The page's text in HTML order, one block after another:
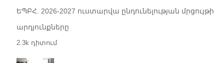
ԵՊԲՀ. 2026-2027 ուստարվա ընդունելության մրցույթի
արդյունքները
2.3k դիտում